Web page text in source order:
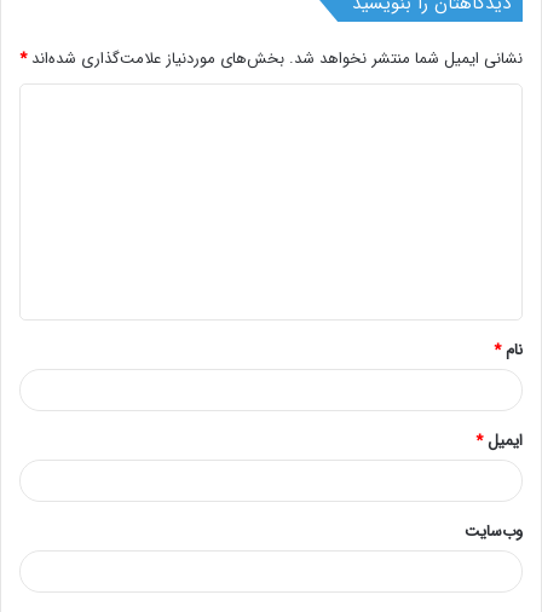
نشانی ایمیل شما منتشر نخواهد شد. بخش‌های موردنیاز علامت‌گذاری شده‌اند*
*
نام*
ایمیل*
وب‌سایت